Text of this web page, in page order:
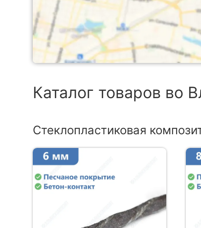
Каталог товаров во
Стеклопластиковая